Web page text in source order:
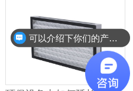
可以介绍下你们的产品么？